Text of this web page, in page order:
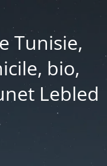
Tunisie,
bio,
Lebled